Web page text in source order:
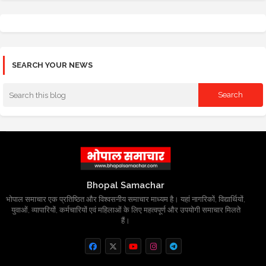
SEARCH YOUR NEWS
Bhopal Samachar
भोपाल समाचार एक प्रतिष्ठित और विश्वसनीय समाचार माध्यम है। यहां नागरिकों, विद्यार्थियों,
युवाओं, व्यापारियों, कर्मचारियों एवं महिलाओं के लिए महत्वपूर्ण और उपयोगी समाचार मिलते
हैं।